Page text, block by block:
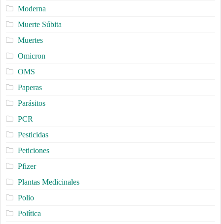
Moderna
Muerte Súbita
Muertes
Omicron
OMS
Paperas
Parásitos
PCR
Pesticidas
Peticiones
Pfizer
Plantas Medicinales
Polio
Política